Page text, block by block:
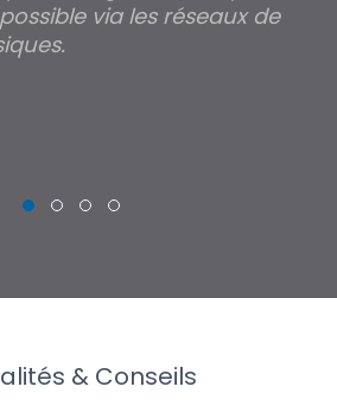
via les réseaux de
& Conseils